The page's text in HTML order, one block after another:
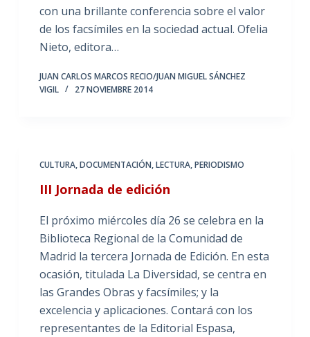
con una brillante conferencia sobre el valor
de los facsímiles en la sociedad actual. Ofelia
Nieto, editora…
JUAN CARLOS MARCOS RECIO/JUAN MIGUEL SÁNCHEZ
VIGIL
27 NOVIEMBRE 2014
CULTURA,DOCUMENTACIÓN,LECTURA,PERIODISMO
III Jornada de edición
El próximo miércoles día 26 se celebra en la
Biblioteca Regional de la Comunidad de
Madrid la tercera Jornada de Edición. En esta
ocasión, titulada La Diversidad, se centra en
las Grandes Obras y facsímiles; y la
excelencia y aplicaciones. Contará con los
representantes de la Editorial Espasa,